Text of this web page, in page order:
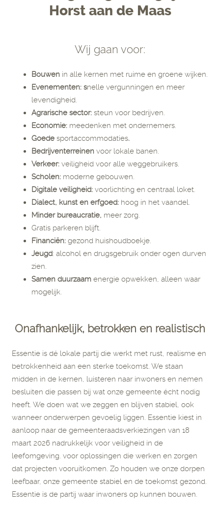
Horst aan de Maas
Wij gaan voor:
Bouwen in alle kernen met ruime en groene wijken.
Evenementen: snelle vergunningen en meer
levendigheid.
Agrarische sector: steun voor bedrijven.
Economie: meedenken met ondernemers.
Goede sportaccommodaties.
Bedrijventerreinen voor lokale banen.
Verkeer: veiligheid voor alle weggebruikers.
Scholen: moderne gebouwen.
Digitale veiligheid: voorlichting en centraal loket.
Dialect, kunst en erfgoed: hoog in het vaandel.
Minder bureaucratie, meer zorg.
Gratis parkeren blijft.
Financiën: gezond huishoudboekje.
Jeugd: alcohol en drugsgebruik onder ogen durven
zien.
Samen duurzaam energie opwekken, alleen waar
mogelijk.
Onafhankelijk, betrokken en realistisch
Essentie is dé lokale partij die werkt met rust, realisme en
betrokkenheid aan een sterke toekomst. We staan
midden in de kernen, luisteren naar inwoners en nemen
besluiten die passen bij wat onze gemeente écht nodig
heeft. We doen wat we zeggen en blijven stabiel, ook
wanneer onderwerpen gevoelig liggen. Essentie kiest in
aanloop naar de gemeenteraadsverkiezingen van 18
maart 2026 nadrukkelijk voor veiligheid in de
leefomgeving. voor oplossingen die werken en zorgen
dat projecten vooruitkomen. Zo houden we onze dorpen
leefbaar, onze gemeente stabiel en de toekomst gezond.
Essentie is de partij waar inwoners op kunnen bouwen.